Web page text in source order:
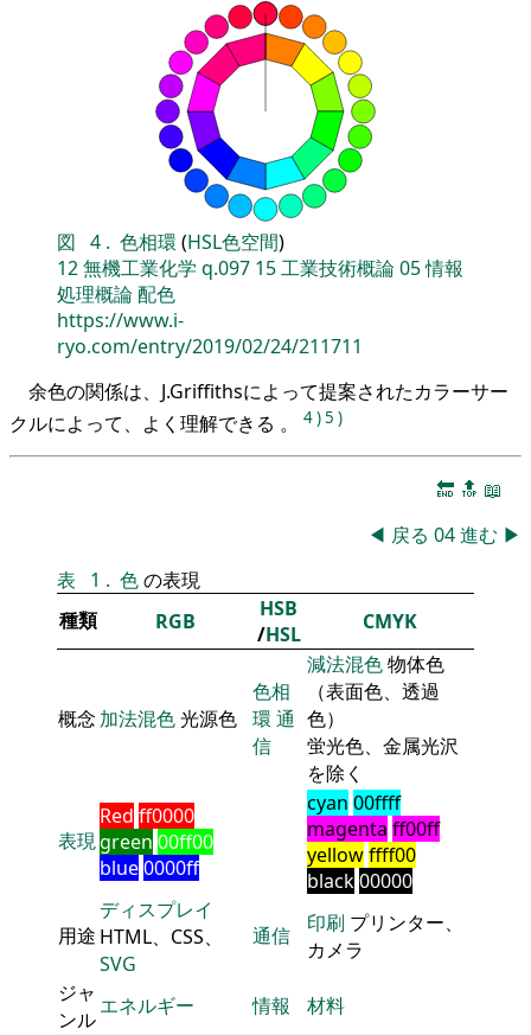
図 4 . 色相環 (HSL色空間)
12無機工業化学 q.097 15工業技術概論05情報
処理概論配色
https://www.i-
ryo.com/entry/2019/02/24/211711
余色の関係は、J.Griffithsによって提案されたカラーサー
クルによって、よく理解できる 。
4)5 )
🔚 🔝 📖
◀ 戻る 04進む ▶
表
1 . 色の表現
種類
RGB
HSB
/HSL CMYK
概念 加法混色光源色
色相
環 通
信
減法混色物体色
（表面色、透過
色）
蛍光色、金属光沢
を除く
表現
Red ff0000
green 00ff00
blue0000ff
cyan 00ffff
magenta ff00ff
yellowffff00
black00000
用途
ディスプレイ
HTML、CSS、
SVG
通信 印刷 プリンター、
カメラ
ジャ
ンル
エネルギー 情報
材料